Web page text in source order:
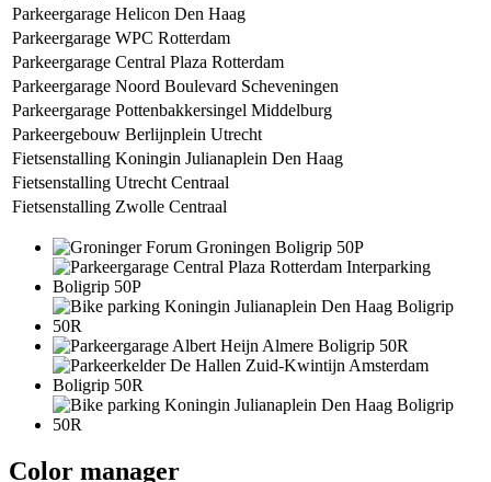
Parkeergarage Helicon Den Haag
Parkeergarage WPC Rotterdam
Parkeergarage Central Plaza Rotterdam
Parkeergarage Noord Boulevard Scheveningen
Parkeergarage Pottenbakkersingel Middelburg
Parkeergebouw Berlijnplein Utrecht
Fietsenstalling Koningin Julianaplein Den Haag
Fietsenstalling Utrecht Centraal
Fietsenstalling Zwolle Centraal
Color manager